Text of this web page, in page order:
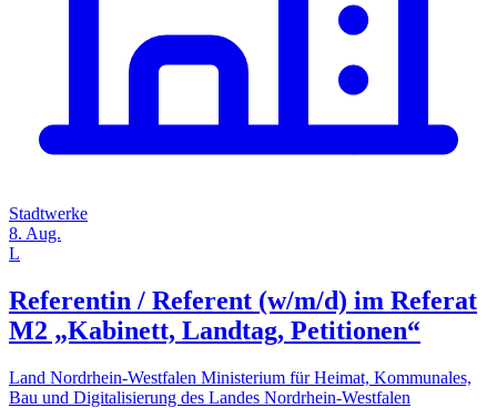
Stadtwerke
8. Aug.
L
Referentin / Referent (w/m/d) im Referat
M2 „Kabinett, Landtag, Petitionen“
Land Nordrhein-Westfalen Ministerium für Heimat, Kommunales,
Bau und Digitalisierung des Landes Nordrhein-Westfalen